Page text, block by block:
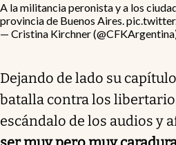
A la militancia peronista y a los
provincia de Buenos Aires.
— Cristina Kirchner
Dejando de lado su
batalla contra los
escándalo de los audios y